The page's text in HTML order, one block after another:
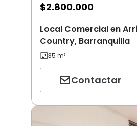
$2.800.000
Local Comercial en
Country, Barranquilla
Contactar